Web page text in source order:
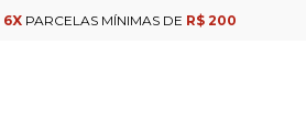
6XPARCELAS MÍNIMAS DE R$ 200